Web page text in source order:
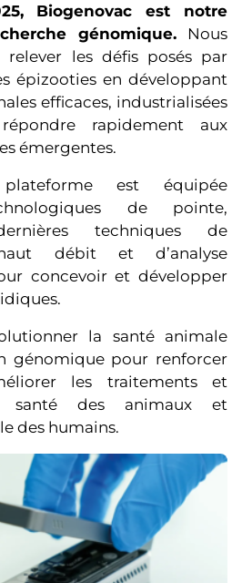
Biogenovac est notre
génomique. Nous
relever les défis posés par
épizooties en développant
efficaces, industrialisées
rapidement aux
émergentes.
est équipée
de pointe,
techniques de
débit et d’analyse
concevoir et développer
la santé animale
génomique pour renforcer
les traitements et
des animaux et
des humains.